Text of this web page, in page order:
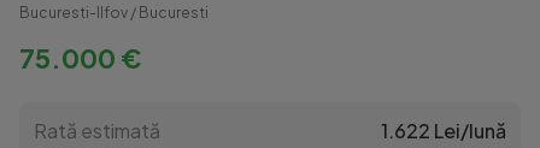
Bucuresti-Ilfov / Bucuresti
75.000 €
Rată estimată 1.622 Lei/lună